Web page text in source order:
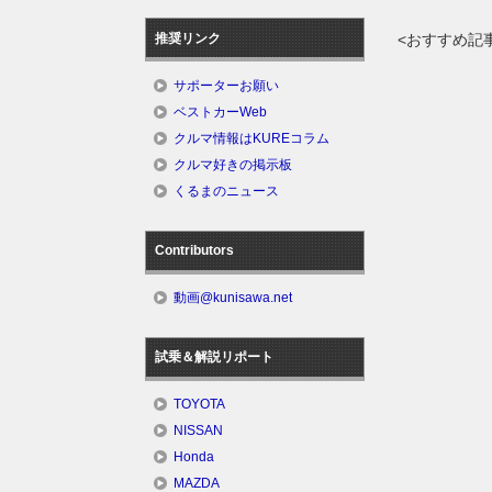
<おすすめ記
推奨リンク
サポーターお願い
ベストカーWeb
クルマ情報はKUREコラム
クルマ好きの掲示板
くるまのニュース
Contributors
動画@kunisawa.net
試乗＆解説リポート
TOYOTA
NISSAN
Honda
MAZDA